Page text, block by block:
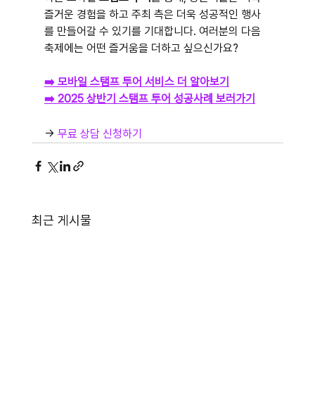
즐거운 경험을 하고 주최 측은 더욱 성공적인 행사
를 만들어갈 수 있기를 기대합니다. 여러분의 다음
축제에는 어떤 즐거움을 더하고 싶으신가요?
➡️ 모바일 스탬프 투어 서비스 더 알아보기
➡️ 2025 상반기 스탬프 투어 성공사례 보러가기
→ 무료 상담 신청하기
최근 게시물